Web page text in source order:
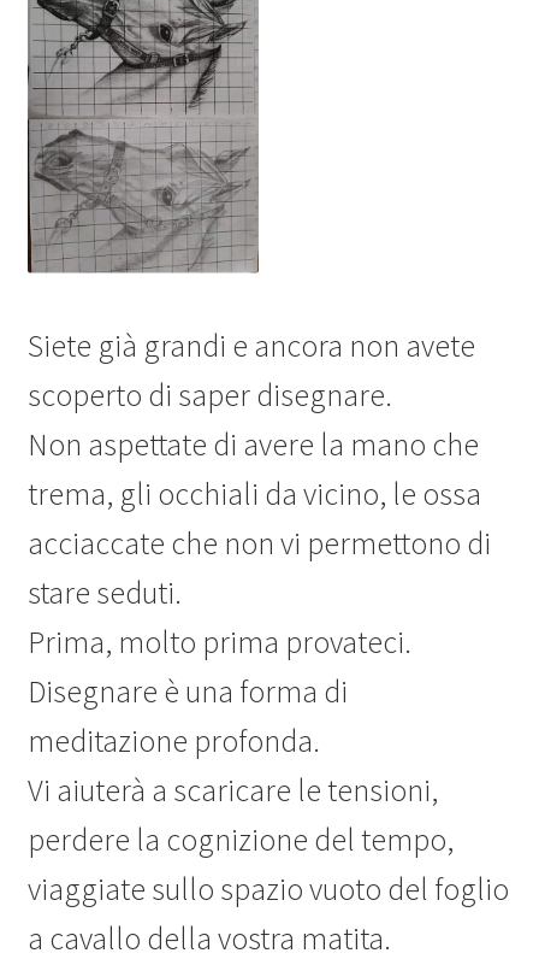
Siete già grandi e ancora non avete
scoperto di saper disegnare.
Non aspettate di avere la mano che
trema, gli occhiali da vicino, le ossa
acciaccate che non vi permettono di
stare seduti.
Prima, molto prima provateci.
Disegnare è una forma di
meditazione profonda.
Vi aiuterà a scaricare le tensioni,
perdere la cognizione del tempo,
viaggiate sullo spazio vuoto del foglio
a cavallo della vostra matita.